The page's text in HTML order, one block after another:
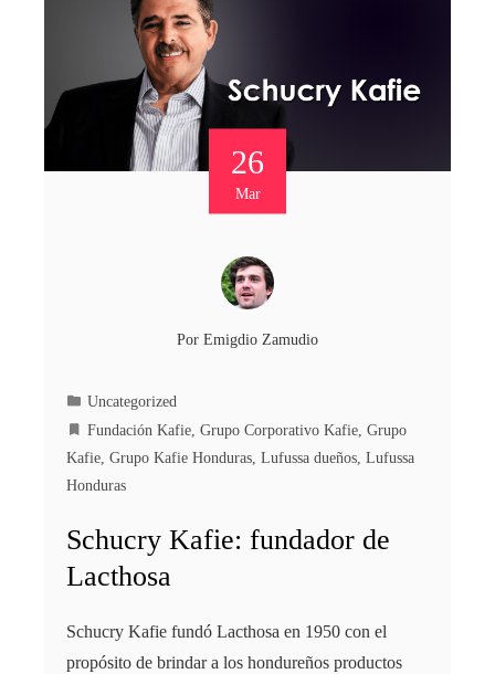
26
Mar
Por Emigdio Zamudio
Uncategorized
Fundación Kafie, Grupo Corporativo Kafie, Grupo
Kafie, Grupo Kafie Honduras, Lufussa dueños, Lufussa
Honduras
Schucry Kafie: fundador de
Lacthosa
Schucry Kafie fundó Lacthosa en 1950 con el
propósito de brindar a los hondureños productos